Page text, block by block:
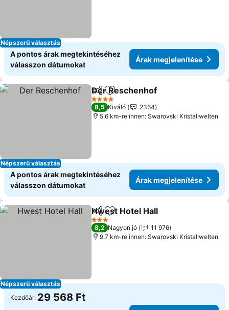
Népszerű választás
A pontos árak megtekintéséhez
válasszon dátumokat
Árak megjelenítése
Népszerű választás
Megosztás
Hozzáadás a kedvencekhez
Der Reschenhof
4 Kategória
8,5 Kiváló
2364
5.6 km-re innen: Swarovski Kristallwelten
A pontos árak megtekintéséhez
válasszon dátumokat
Árak megjelenítése
Népszerű választás
Megosztás
Hozzáadás a kedvencekhez
Hwest Hotel Hall
3 Kategória
8,2 Nagyon jó
11 976
9.7 km-re innen: Swarovski Kristallwelten
Kezdőár: 29 568 Ft